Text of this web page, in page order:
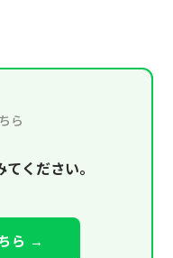
ら
ください。
ら →